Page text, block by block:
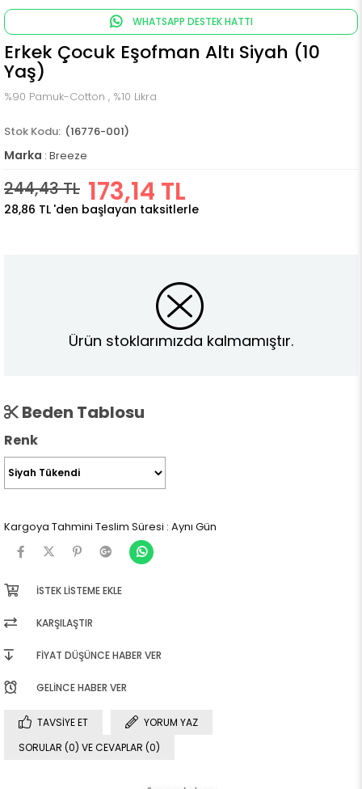
WHATSAPP DESTEK HATTI
Erkek Çocuk Eşofman Altı Siyah (10
Yaş)
%90 Pamuk-Cotton , %10 Likra
(16776-001)
Marka : Breeze
244,43 TL 173,14 TL
28,86 TL 'den başlayan taksitlerle
Ürün stoklarımızda kalmamıştır.
Beden Tablosu
Renk
Kargoya Tahmini Teslim Süresi : Aynı Gün
İSTEK LISTEME EKLE
KARŞILAŞTIR
FIYAT DÜŞÜNCE HABER VER
GELINCE HABER VER
TAVSIYE ET
YORUM YAZ
SORULAR (0) VE CEVAPLAR (0)